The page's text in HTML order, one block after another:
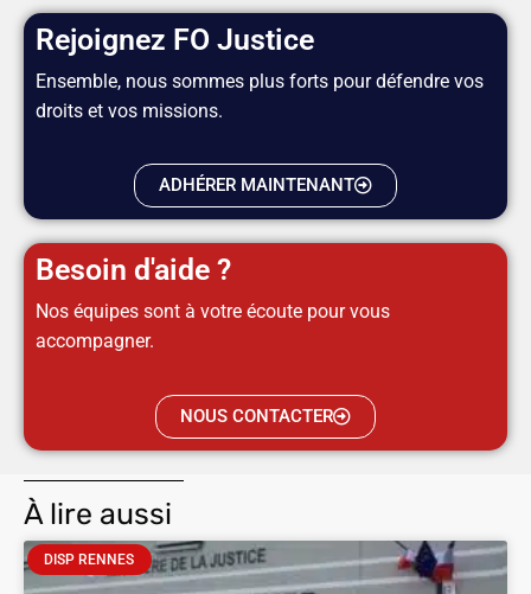
Rejoignez FO Justice
Ensemble, nous sommes plus forts pour défendre vos
droits et vos missions.
ADHÉRER MAINTENANT
Besoin d'aide ?
Nos équipes sont à votre écoute pour vous
accompagner.
NOUS CONTACTER
À lire aussi
DISP RENNES